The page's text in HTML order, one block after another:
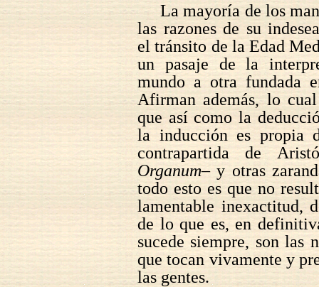
La mayoría de los
las razones de su
el tránsito de la Edad
un pasaje de la
mundo a otra fundada
Afirman además, lo
que así como la
la inducción es propia
contrapartida de
Organum– y otras
todo esto es que no
lamentable inexactitud,
de lo que es, en
sucede siempre, son las
que tocan vivamente y
las gentes.